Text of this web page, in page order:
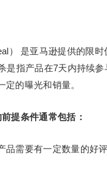
） 是亚马逊提供的限时
是指产品在7天内持续
定的曝光和销量。
提条件通常包括：
品需要有一定数量的好